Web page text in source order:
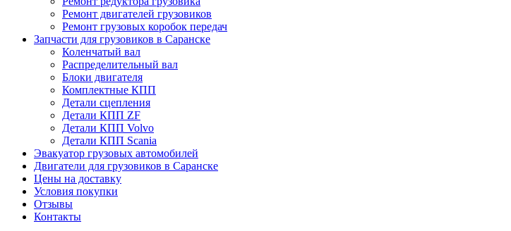
Ремонт двигателей грузовиков
Ремонт грузовых коробок передач
Запчасти для грузовиков в Саранске
Коленчатый вал
Распределительный вал
Блоки двигателя
Комплектные КПП
Детали сцепления
Детали КПП ZF
Детали КПП Volvo
Детали КПП Scania
Эвакуатор грузовых автомобилей
Двигатели для грузовиков в Саранске
Цены на доставку
Условия покупки
Отзывы
Контакты